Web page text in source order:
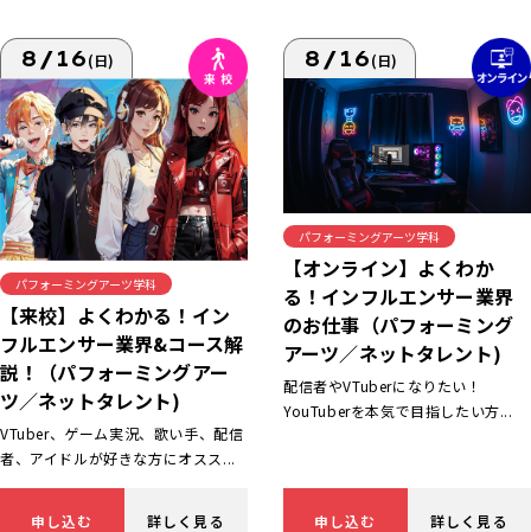
8/16(日)
パフォーミングアーツ学科
【来校】よくわかる！イン
フルエンサー業界&コース解
説！（パフォーミングアー
ツ／ネットタレント)
VTuber、ゲーム実況、歌い手、配信
者、アイドルが好きな方にオスス...
申し込む 詳しく見る
8/16(日)
パフォーミングアーツ学科
【オンライン】よくわか
る！インフルエンサー業界
のお仕事（パフォーミング
アーツ／ネットタレント)
配信者やVTuberになりたい！
YouTuberを本気で目指したい方...
申し込む 詳しく見る